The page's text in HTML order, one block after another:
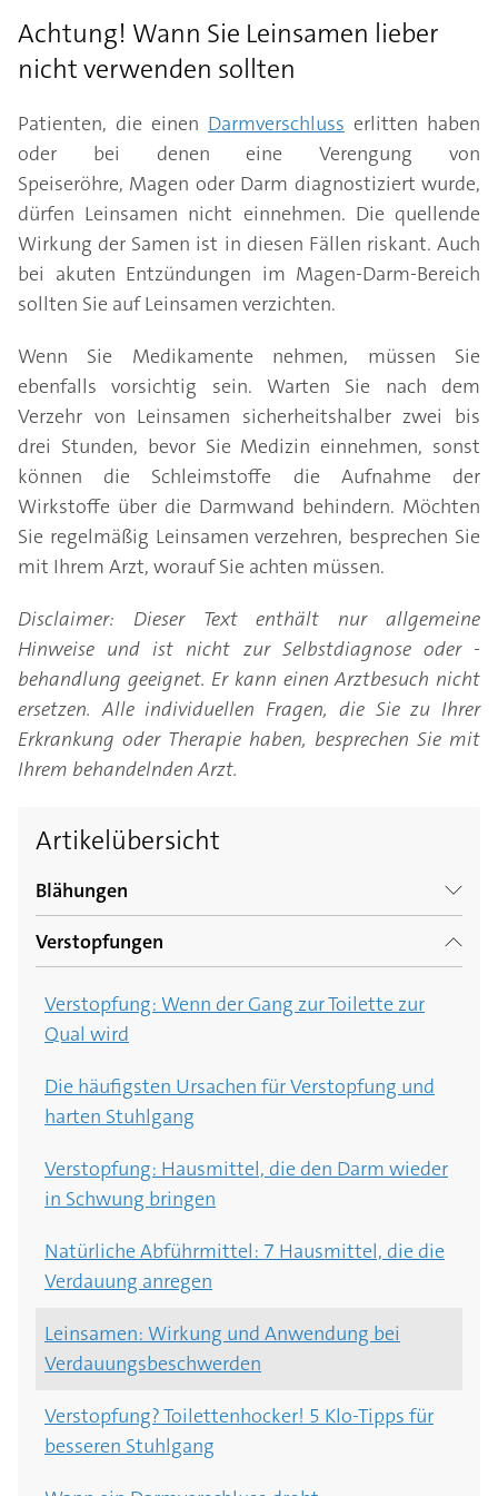
Achtung! Wann Sie Leinsamen lieber
nicht verwenden sollten
Patienten, die einen Darmverschluss erlitten haben
oder bei denen eine Verengung von
Speiseröhre, Magen oder Darm diagnostiziert wurde,
dürfen Leinsamen nicht einnehmen. Die quellende
Wirkung der Samen ist in diesen Fällen riskant. Auch
bei akuten Entzündungen im Magen-Darm-Bereich
sollten Sie auf Leinsamen verzichten.
Wenn Sie Medikamente nehmen, müssen Sie
ebenfalls vorsichtig sein. Warten Sie nach dem
Verzehr von Leinsamen sicherheitshalber zwei bis
drei Stunden, bevor Sie Medizin einnehmen, sonst
können die Schleimstoffe die Aufnahme der
Wirkstoffe über die Darmwand behindern. Möchten
Sie regelmäßig Leinsamen verzehren, besprechen Sie
mit Ihrem Arzt, worauf Sie achten müssen.
Disclaimer: Dieser Text enthält nur allgemeine
Hinweise und ist nicht zur Selbstdiagnose oder -
behandlung geeignet. Er kann einen Arztbesuch nicht
ersetzen. Alle individuellen Fragen, die Sie zu Ihrer
Erkrankung oder Therapie haben, besprechen Sie mit
Ihrem behandelnden Arzt.
Artikelübersicht
Blähungen
Blähungen – peinlich, aber meist harmlos
Dieses Gemüse macht Blähungen: 5 blähende
Gemüsesorten
Hausmittel gegen Blähungen: 3 Lebensmittel,
die helfen
Was hilft gegen Blähungen? Wie Sie dem
Blähbauch beikommen
Nicht nur Kohl schuld. Die häufigsten Ursachen
für Blähungen
Verstopfungen
Verstopfung: Wenn der Gang zur Toilette zur
Qual wird
Die häufigsten Ursachen für Verstopfung und
harten Stuhlgang
Verstopfung: Hausmittel, die den Darm wieder
in Schwung bringen
Natürliche Abführmittel: 7 Hausmittel, die die
Verdauung anregen
Leinsamen: Wirkung und Anwendung bei
Verdauungsbeschwerden
Verstopfung? Toilettenhocker! 5 Klo-Tipps für
besseren Stuhlgang